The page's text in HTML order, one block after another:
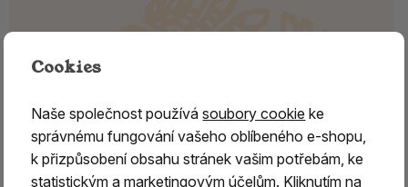
Cookies
Naše společnost používásoubory cookie ke
správnému fungování vašeho oblíbeného e-shopu,
k přizpůsobení obsahu stránek vašim potřebám, ke
statistickým a marketingovým účelům. Kliknutím na